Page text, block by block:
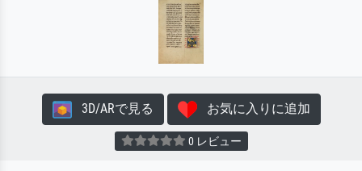
3D/ARで見る お気に入りに追加
0 レビュー